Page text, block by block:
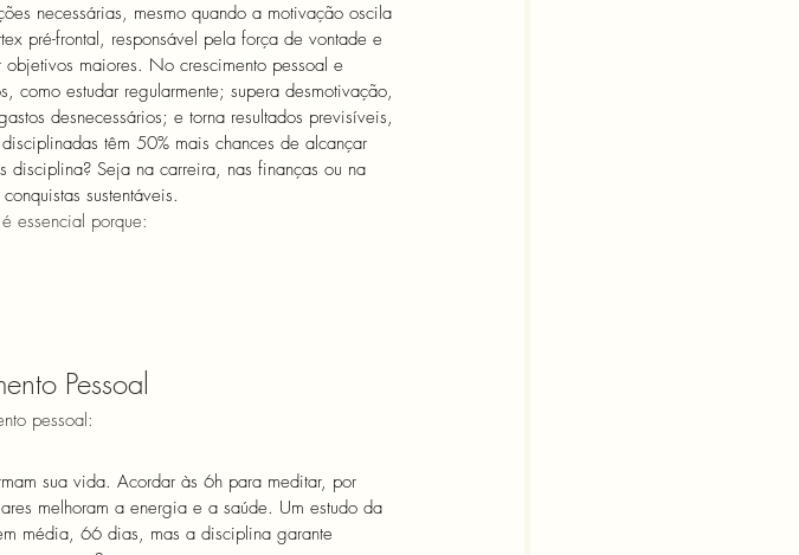
necessárias, mesmo quando a motivação oscila
pré-frontal, responsável pela força de vontade e
maiores. No crescimento pessoal e
estudar regularmente; supera desmotivação,
desnecessários; e torna resultados previsíveis,
têm 50% mais chances de alcançar
Seja na carreira, nas finanças ou na
sustentáveis.
essencial porque:
Pessoal
pessoal:
sua vida. Acordar às 6h para meditar, por
melhoram a energia e a saúde. Um estudo da
média, 66 dias, mas a disciplina garante